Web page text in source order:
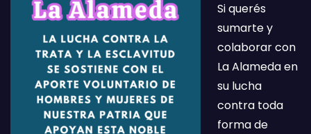
Si querés
sumarte y
colaborar con
La Alameda en
su lucha
contra toda
forma de